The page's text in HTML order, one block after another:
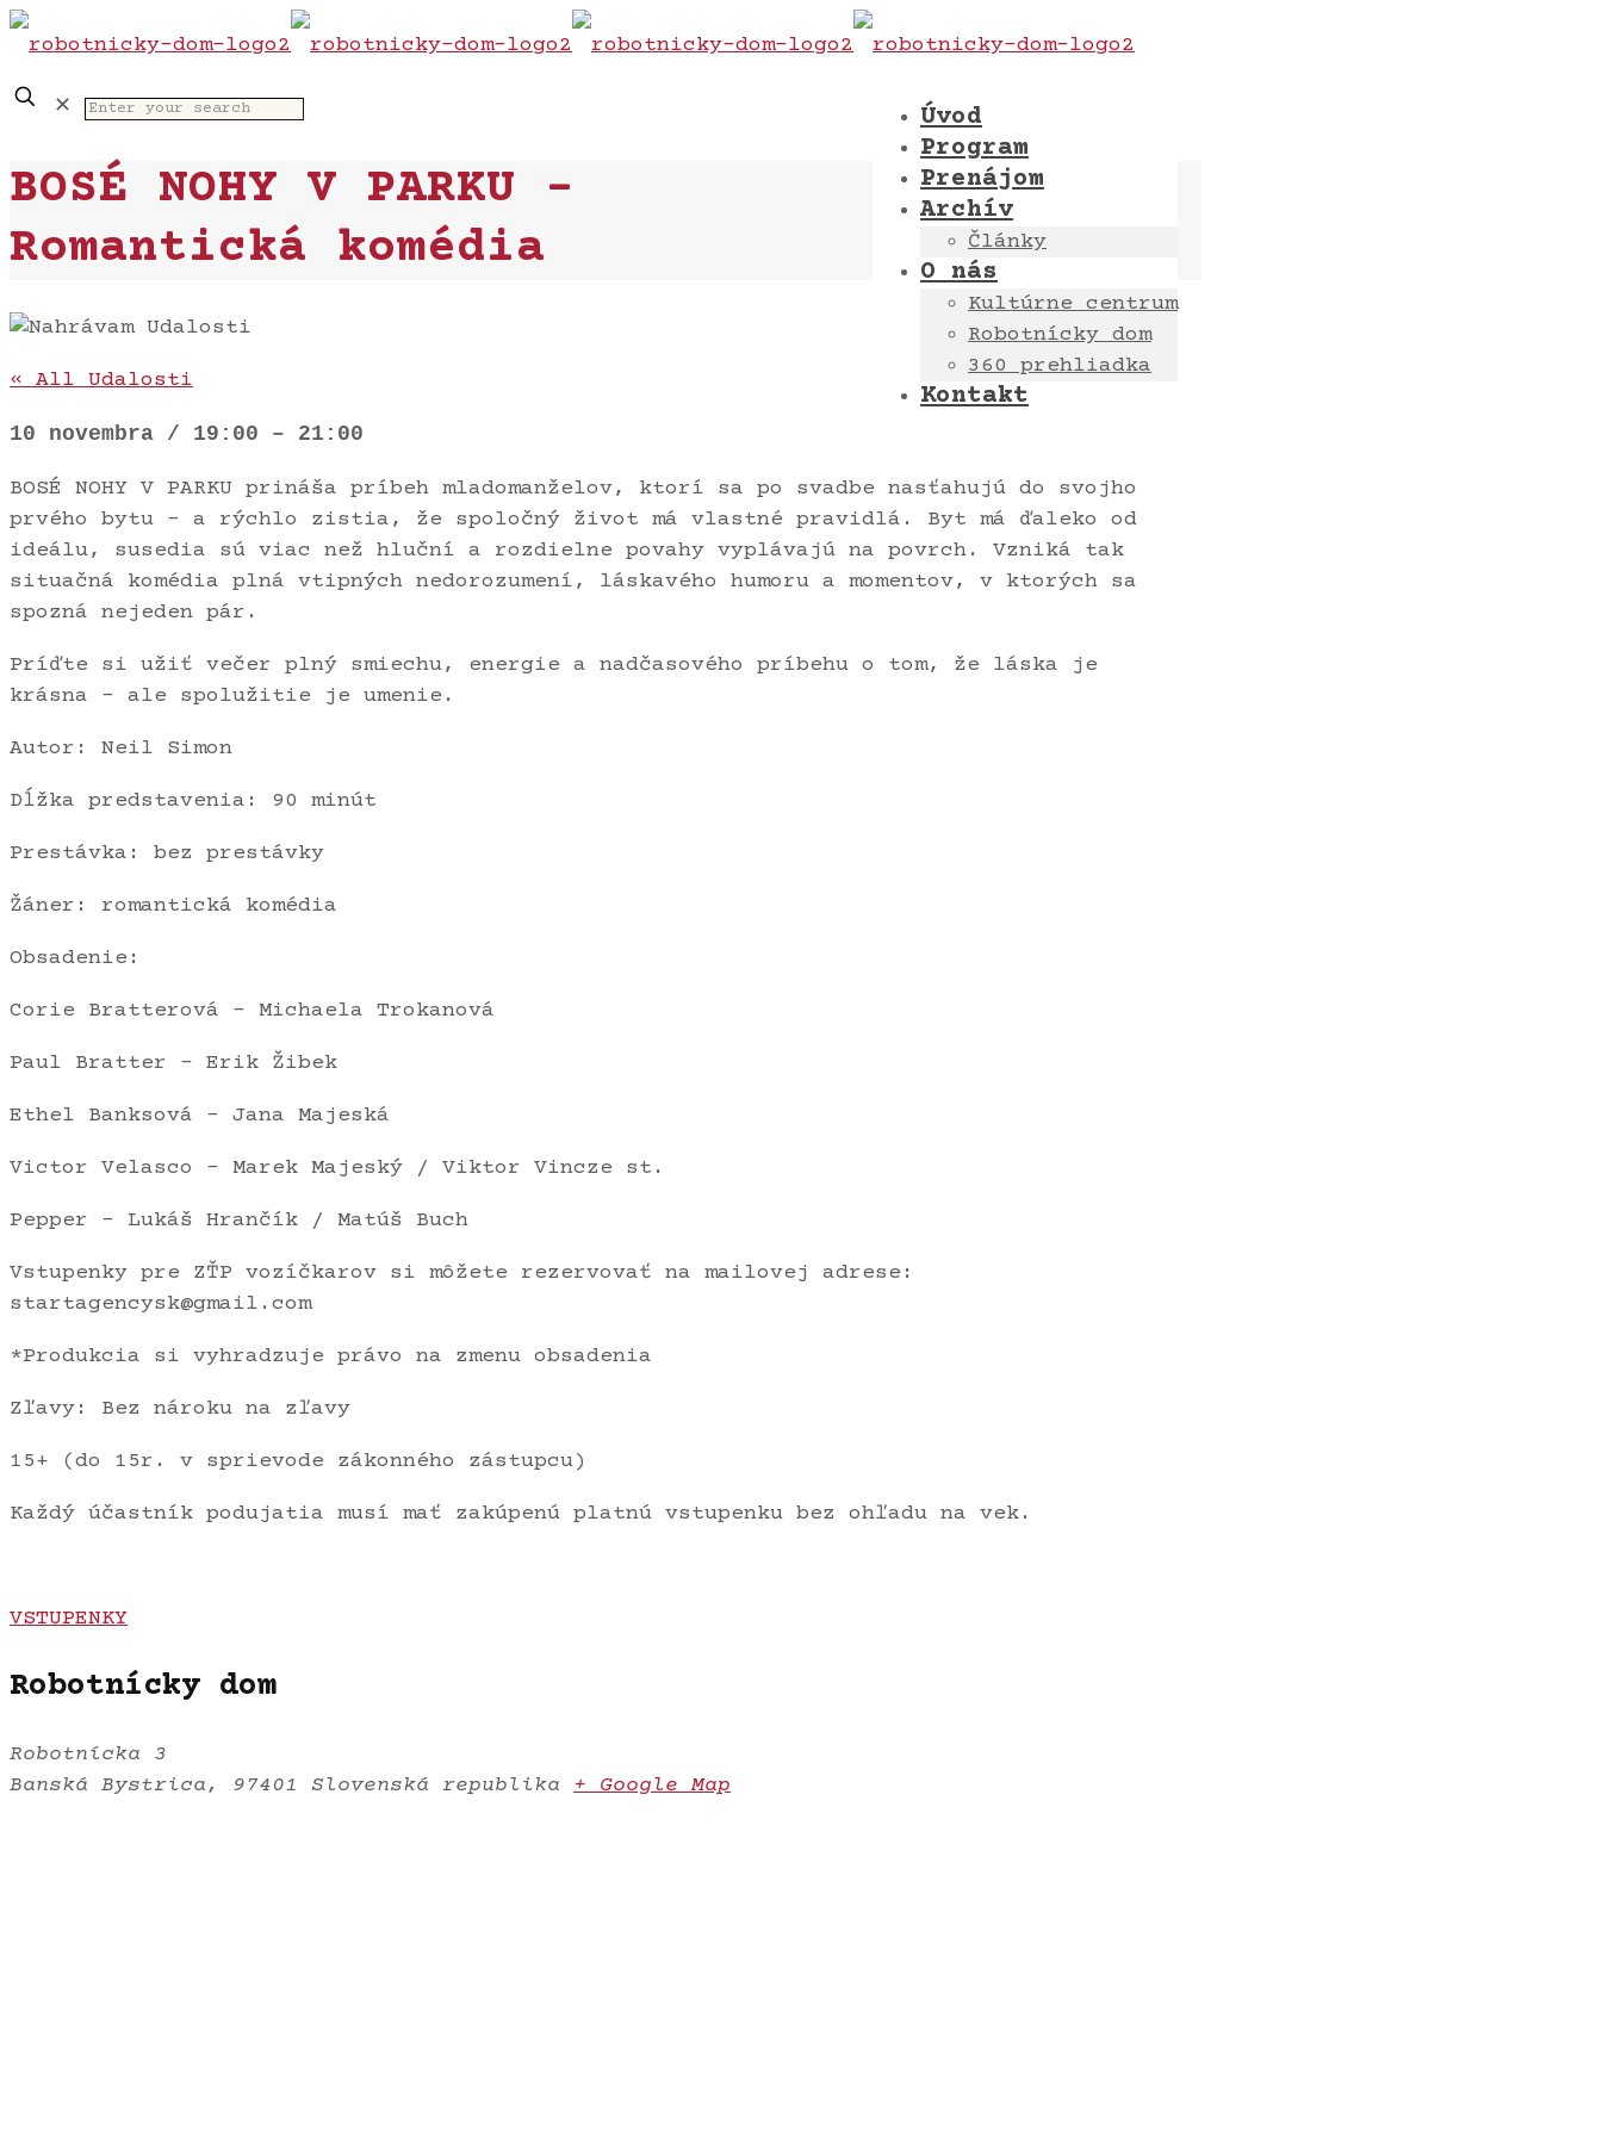
Úvod
Program
Prenájom
Archív
Články
O nás
Kultúrne centrum
Robotnícky dom
360 prehliadka
Kontakt
✕
BOSÉ NOHY V PARKU –
Romantická komédia
« All Udalosti
10 novembra / 19:00 – 21:00
BOSÉ NOHY V PARKU prináša príbeh mladomanželov, ktorí sa po svadbe nasťahujú do svojho
prvého bytu – a rýchlo zistia, že spoločný život má vlastné pravidlá. Byt má ďaleko od
ideálu, susedia sú viac než hluční a rozdielne povahy vyplávajú na povrch. Vzniká tak
situačná komédia plná vtipných nedorozumení, láskavého humoru a momentov, v ktorých sa
spozná nejeden pár.
Príďte si užiť večer plný smiechu, energie a nadčasového príbehu o tom, že láska je
krásna – ale spolužitie je umenie.
Autor: Neil Simon
Dĺžka predstavenia: 90 minút
Prestávka: bez prestávky
Žáner: romantická komédia
Obsadenie:
Corie Bratterová – Michaela Trokanová
Paul Bratter – Erik Žibek
Ethel Banksová – Jana Majeská
Victor Velasco – Marek Majeský / Viktor Vincze st.
Pepper – Lukáš Hrančík / Matúš Buch
Vstupenky pre ZŤP vozíčkarov si môžete rezervovať na mailovej adrese:
startagencysk@gmail.com
*Produkcia si vyhradzuje právo na zmenu obsadenia
Zľavy: Bez nároku na zľavy
15+ (do 15r. v sprievode zákonného zástupcu)
Každý účastník podujatia musí mať zakúpenú platnú vstupenku bez ohľadu na vek.
VSTUPENKY
Robotnícky dom
Robotnícka 3
Banská Bystrica, 97401 Slovenská republika + Google Map